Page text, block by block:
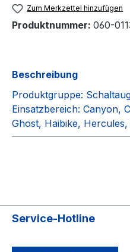
Zum Merkzettel hinzufügen
Produktnummer: 060-
Beschreibung
Produktgruppe:
Einsatzbereich: Canyon,
Ghost, Haibike,
Service-Hotline